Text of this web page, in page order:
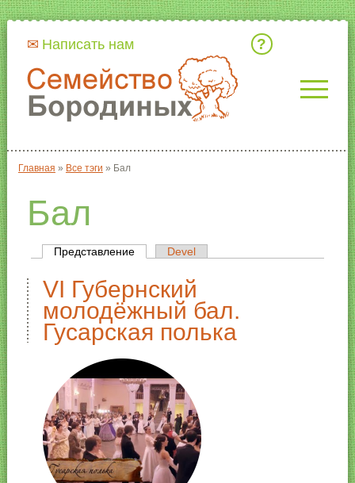
Написать нам
Вы здесь
Главная » Все тэги » Бал
Бал
Главные вкладки
Представление(активная вкладка)
Devel
VI Губернский
молодёжный бал.
Гусарская полька